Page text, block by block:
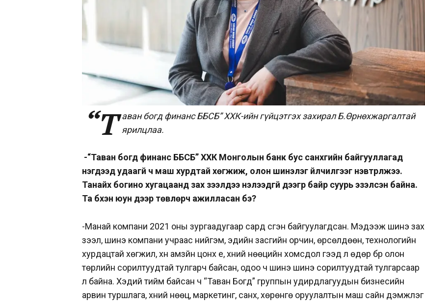
“Т аван богд финанс ББСБ” ХХК-ийн гүйцэтгэх захирал Б.Өрнөхжаргалтай
ярилцлаа.
-“Таван богд финанс ББСБ” ХХК Монголын банк бус санхүүгийн байгууллагад
нэгдээд удаагүй ч маш хурдтай хөгжиж, олон шинэлэг үйлчилгээг нэвтрүүлжээ.
Танайх богино хугацаанд зах зээлдээ нэлээдгүй дээгүүр байр суурь эзэлсэн байна.
Та бүхэн юун дээр төвлөрч ажилласан бэ?
-Манай компани 2021 оны зургаадугаар сард үүсгэн байгуулагдсан. Мэдээж шинэ зах
зээл, шинэ компани учраас нийгэм, эдийн засгийн орчин, өрсөлдөөн, технологийн
хурдацтай хөгжил, хүн амзүйн цонх үе, хүний нөөцийн хомсдол гээд л өдөр бүр олон
төрлийн сорилтуудтай тулгарч байсан, одоо ч шинэ шинэ сорилтуудтай тулгарсаар
л байна. Хэдий тийм байсан ч “Таван Богд” группын удирдлагуудын бизнесийн
арвин туршлага, хүний нөөц, маркетинг, санхүү, хөрөнгө оруулалтын маш сайн дэмжлэг